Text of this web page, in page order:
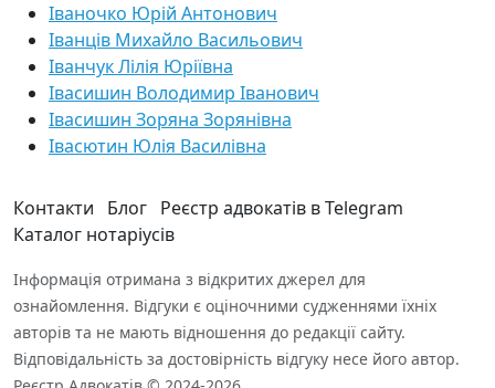
Іваночко Юрій Антонович
Іванців Михайло Васильович
Іванчук Лілія Юріївна
Івасишин Володимир Іванович
Івасишин Зоряна Зорянівна
Івасютин Юлія Василівна
Контакти Блог Реєстр адвокатів в Telegram
Каталог нотаріусів
Інформація отримана з відкритих джерел для
ознайомлення. Відгуки є оціночними судженнями їхніх
авторів та не мають відношення до редакції сайту.
Відповідальність за достовірність відгуку несе його автор.